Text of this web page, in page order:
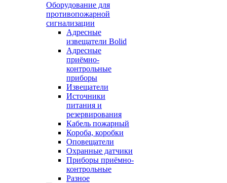
Оборудование для
противопожарной
сигнализации
Адресные
извещатели Bolid
Адресные
приёмно-
контрольные
приборы
Извещатели
Источники
питания и
резервирования
Кабель пожарный
Короба, коробки
Оповещатели
Охранные датчики
Приборы приёмно-
контрольные
Разное